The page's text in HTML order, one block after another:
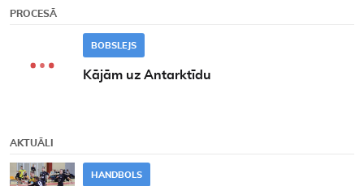
PROCESĀ
BOBSLEJS
Kājām uz Antarktīdu
AKTUĀLI
HANDBOLS